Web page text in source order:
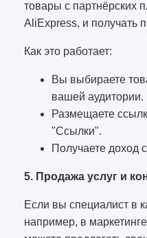
товары с партнёрских
AliExpress, и получать
Как это работает:
Вы выбираете
вашей аудитории.
Размещаете
"Ссылки".
Получаете доход
5. Продажа услуг и
Если вы специалист в
например, в